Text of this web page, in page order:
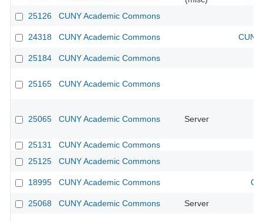
25126 CUNY Academic Commons
24318 CUNY Academic Commons
25184 CUNY Academic Commons
25165 CUNY Academic Commons
25065 CUNY Academic Commons Server
25131
CUNY Academic Commons
25125
CUNY Academic Commons
18995 CUNY Academic Commons
25068 CUNY Academic Commons Server